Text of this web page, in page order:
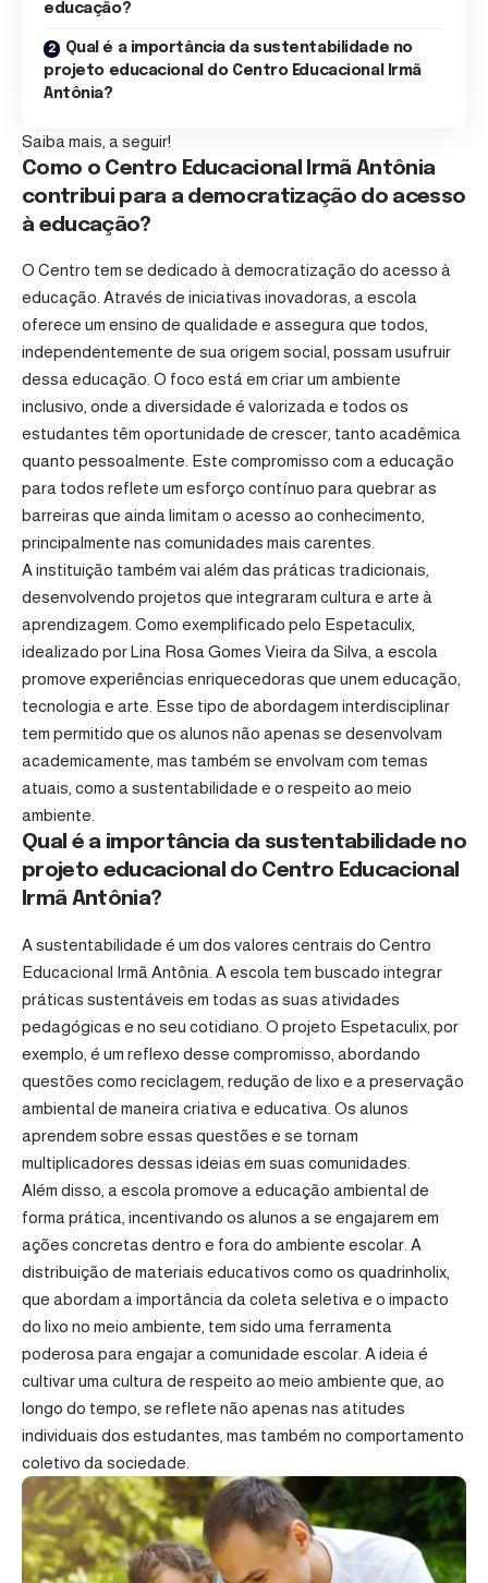
educação?
Qual é a importância da sustentabilidade no
projeto educacional do Centro Educacional Irmã
Antônia?
Saiba mais, a seguir!
Como o Centro Educacional Irmã Antônia
contribui para a democratização do acesso
à educação?
O Centro tem se dedicado à democratização do acesso à
educação. Através de iniciativas inovadoras, a escola
oferece um ensino de qualidade e assegura que todos,
independentemente de sua origem social, possam usufruir
dessa educação. O foco está em criar um ambiente
inclusivo, onde a diversidade é valorizada e todos os
estudantes têm oportunidade de crescer, tanto acadêmica
quanto pessoalmente. Este compromisso com a educação
para todos reflete um esforço contínuo para quebrar as
barreiras que ainda limitam o acesso ao conhecimento,
principalmente nas comunidades mais carentes.
A instituição também vai além das práticas tradicionais,
desenvolvendo projetos que integraram cultura e arte à
aprendizagem. Como exemplificado pelo Espetaculix,
idealizado por Lina Rosa Gomes Vieira da Silva, a escola
promove experiências enriquecedoras que unem educação,
tecnologia e arte. Esse tipo de abordagem interdisciplinar
tem permitido que os alunos não apenas se desenvolvam
academicamente, mas também se envolvam com temas
atuais, como a sustentabilidade e o respeito ao meio
ambiente.
Qual é a importância da sustentabilidade no
projeto educacional do Centro Educacional
Irmã Antônia?
A sustentabilidade é um dos valores centrais do Centro
Educacional Irmã Antônia. A escola tem buscado integrar
práticas sustentáveis em todas as suas atividades
pedagógicas e no seu cotidiano. O projeto Espetaculix, por
exemplo, é um reflexo desse compromisso, abordando
questões como reciclagem, redução de lixo e a preservação
ambiental de maneira criativa e educativa. Os alunos
aprendem sobre essas questões e se tornam
multiplicadores dessas ideias em suas comunidades.
Além disso, a escola promove a educação ambiental de
forma prática, incentivando os alunos a se engajarem em
ações concretas dentro e fora do ambiente escolar. A
distribuição de materiais educativos como os quadrinholix,
que abordam a importância da coleta seletiva e o impacto
do lixo no meio ambiente, tem sido uma ferramenta
poderosa para engajar a comunidade escolar. A ideia é
cultivar uma cultura de respeito ao meio ambiente que, ao
longo do tempo, se reflete não apenas nas atitudes
individuais dos estudantes, mas também no comportamento
coletivo da sociedade.